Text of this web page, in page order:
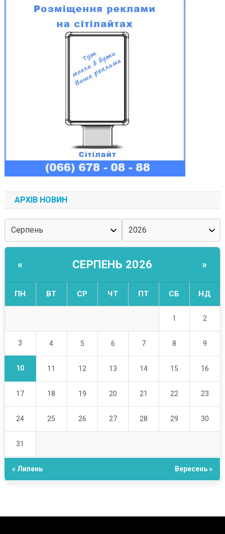
АРХІВ НОВИН
« СЕРПЕНЬ 2026 »
ПН ВТ СР ЧТ ПТ СБ НД
1 2
3 4 5 6 7 8 9
10 11 12 13 14 15 16
17 18 19 20 21 22 23
24 25 26 27 28 29 30
31
« Липень Вересень »